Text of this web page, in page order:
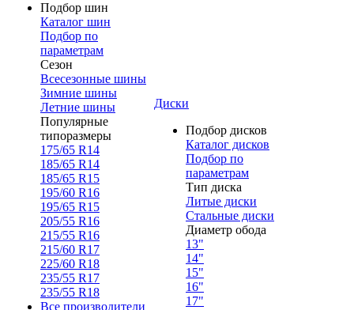
Подбор шин
Каталог шин
Подбор по
параметрам
Сезон
Всесезонные шины
Зимние шины
Летние шины
Популярные
типоразмеры
175/65 R14
185/65 R14
185/65 R15
195/60 R16
195/65 R15
205/55 R16
215/55 R16
215/60 R17
225/60 R18
235/55 R17
235/55 R18
Все производители
Диски
Подбор дисков
Каталог дисков
Подбор по
параметрам
Тип диска
Литые диски
Стальные диски
Диаметр обода
13"
14"
15"
16"
17"